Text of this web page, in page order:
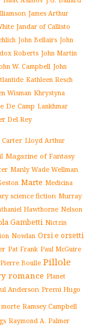
James Arthur
Jandar of Callisto
John Bellairs John
Roberts John Martin
W. Campbell John
Kathleen Resch
Wisman Khrystyna
De Camp Lankhmar
Del Rey
Carter Lloyd Arthur
Magazine of Fantasy
Manly Wade Wellman
Marte Medicina
science fiction Murray
Hawthorne Nelson
Gambetti Nictzin
Nowlan Orsi e orsetti
Pat Frank Paul McGuire
Pierre Boulle Pillole
romance Planet
Anderson Premi Hugo
morte Ramsey Campbell
Raymond A. Palmer